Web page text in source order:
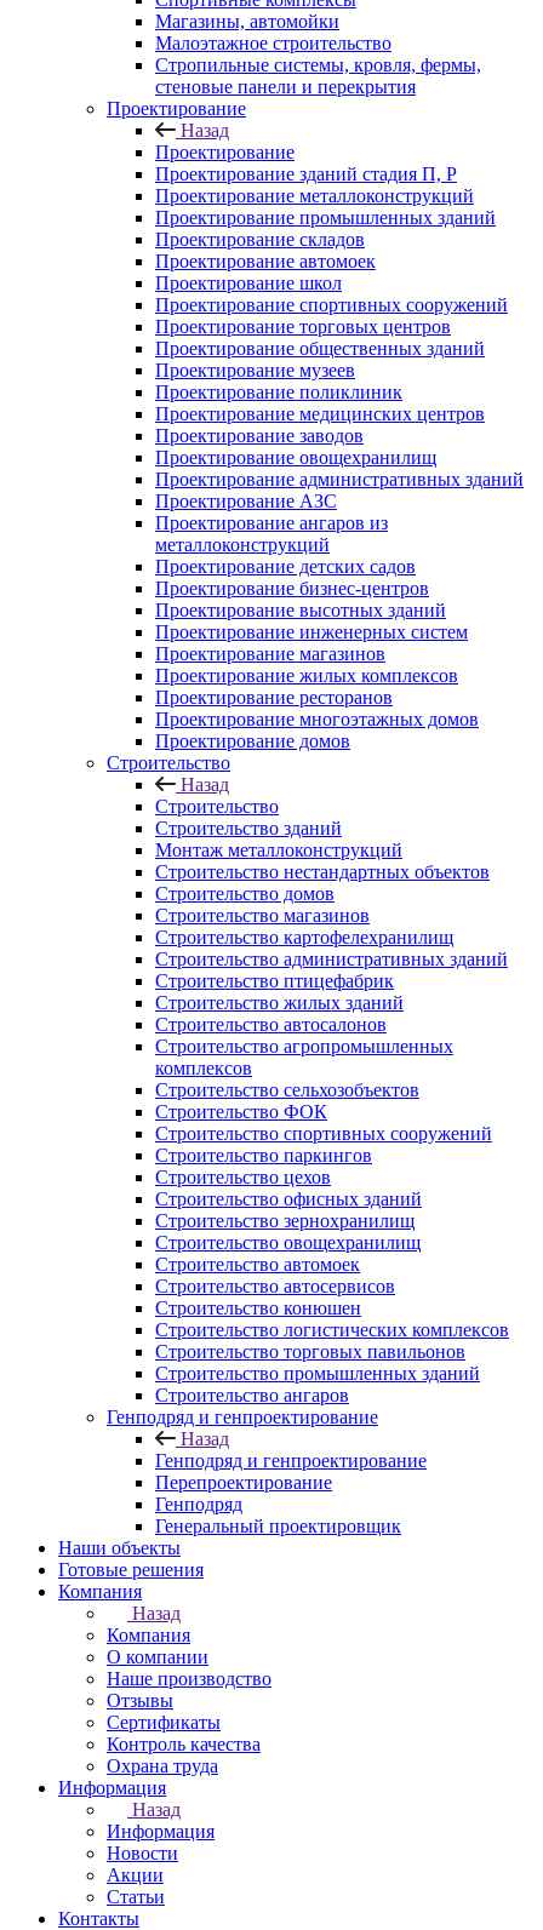
Магазины, автомойки
Малоэтажное строительство
Стропильные системы, кровля, фермы,
стеновые панели и перекрытия
Проектирование
Назад
Проектирование
Проектирование зданий стадия П, Р
Проектирование металлоконструкций
Проектирование промышленных зданий
Проектирование складов
Проектирование автомоек
Проектирование школ
Проектирование спортивных сооружений
Проектирование торговых центров
Проектирование общественных зданий
Проектирование музеев
Проектирование поликлиник
Проектирование медицинских центров
Проектирование заводов
Проектирование овощехранилищ
Проектирование административных зданий
Проектирование АЗС
Проектирование ангаров из
металлоконструкций
Проектирование детских садов
Проектирование бизнес-центров
Проектирование высотных зданий
Проектирование инженерных систем
Проектирование магазинов
Проектирование жилых комплексов
Проектирование ресторанов
Проектирование многоэтажных домов
Проектирование домов
Строительство
Назад
Строительство
Строительство зданий
Монтаж металлоконструкций
Строительство нестандартных объектов
Строительство домов
Строительство магазинов
Строительство картофелехранилищ
Строительство административных зданий
Строительство птицефабрик
Строительство жилых зданий
Строительство автосалонов
Строительство агропромышленных
комплексов
Строительство сельхозобъектов
Строительство ФОК
Строительство спортивных сооружений
Строительство паркингов
Строительство цехов
Строительство офисных зданий
Строительство зернохранилищ
Строительство овощехранилищ
Строительство автомоек
Строительство автосервисов
Строительство конюшен
Строительство логистических комплексов
Строительство торговых павильонов
Строительство промышленных зданий
Строительство ангаров
Генподряд и генпроектирование
Назад
Генподряд и генпроектирование
Перепроектирование
Генподряд
Генеральный проектировщик
Наши объекты
Готовые решения
Компания
Назад
Компания
О компании
Наше производство
Отзывы
Сертификаты
Контроль качества
Охрана труда
Информация
Назад
Информация
Новости
Акции
Статьи
Контакты